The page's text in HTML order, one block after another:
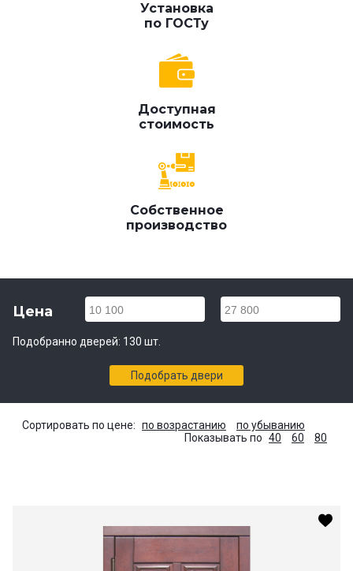
Установка
по ГОСТу
Доступная
стоимость
Собственное
производство
Цена 10 100 27 800
Подобранно дверей: 130 шт.
Подобрать двери
Сортировать по цене: по возрастанию
по убыванию
Показывать по 40 60 80